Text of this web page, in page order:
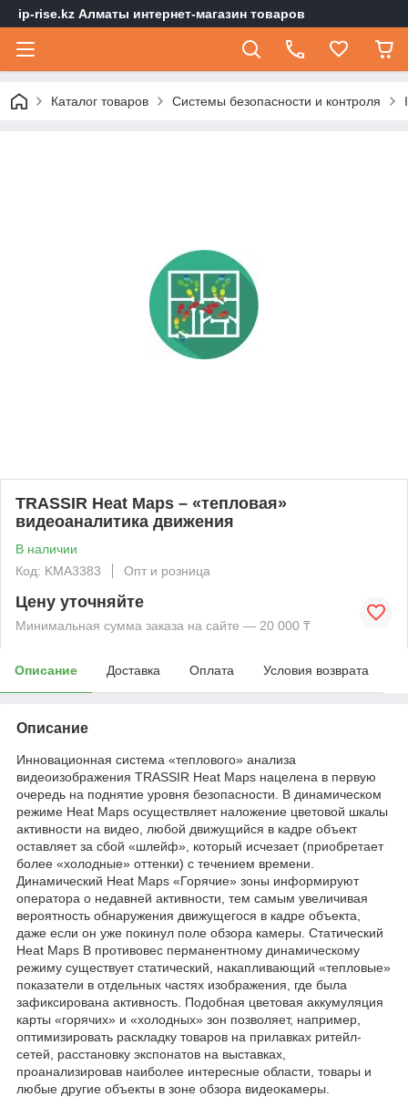
ip-rise.kz Алматы интернет-магазин товаров
Каталог товаров Системы безопасности и контроля
TRASSIR Heat Maps – «тепловая»
видеоаналитика движения
В наличии
Код: KMА3383
Опт и розница
Цену уточняйте
Минимальная сумма заказа на сайте — 20 000 ₸
Описание Доставка Оплата Условия возврата
Описание
Инновационная система «теплового» анализа
видеоизображения TRASSIR Heat Maps нацелена в первую
очередь на поднятие уровня безопасности. В динамическом
режиме Heat Maps осуществляет наложение цветовой шкалы
активности на видео, любой движущийся в кадре объект
оставляет за сбой «шлейф», который исчезает (приобретает
более «холодные» оттенки) с течением времени.
Динамический Heat Maps «Горячие» зоны информируют
оператора о недавней активности, тем самым увеличивая
вероятность обнаружения движущегося в кадре объекта,
даже если он уже покинул поле обзора камеры. Статический
Heat Maps В противовес перманентному динамическому
режиму существует статический, накапливающий «тепловые»
показатели в отдельных частях изображения, где была
зафиксирована активность. Подобная цветовая аккумуляция
карты «горячих» и «холодных» зон позволяет, например,
оптимизировать раскладку товаров на прилавках ритейл-
сетей, расстановку экспонатов на выставках,
проанализировав наиболее интересные области, товары и
любые другие объекты в зоне обзора видеокамеры.